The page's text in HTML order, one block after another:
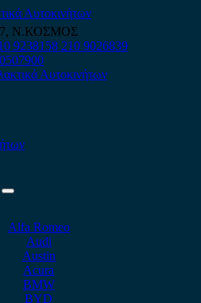
Ν.ΚΟΣΜΟΣ
9238158 210 9026839
Alfa Romeo
Audi
Austin
Acura
BMW
BYD